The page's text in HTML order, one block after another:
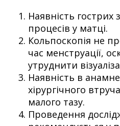
Наявність гострих
процесів у матці.
Кольпоскопія не
час менструації,
утруднити
Наявність в
хірургічного
малого тазу.
Проведення